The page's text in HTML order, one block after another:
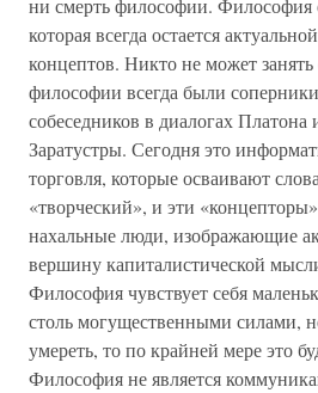
ни смерть философии. Философия
которая всегда остается
концептов. Никто не может занять
философии всегда были
собеседников в диалогах
Заратустры. Сегодня это
торговля, которые осваивают
«творческий», и эти
нахальные люди, изображающие
вершину капиталистической
Философия чувствует себя
столь могущественными силами,
умереть, то по крайней мере это
Философия не является